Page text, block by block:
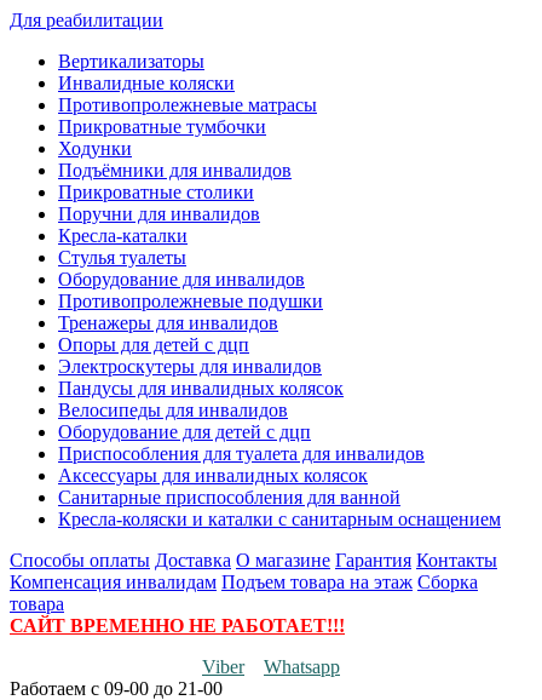
Для реабилитации
Вертикализаторы
Инвалидные коляски
Противопролежневые матрасы
Прикроватные тумбочки
Ходунки
Подъёмники для инвалидов
Прикроватные столики
Поручни для инвалидов
Кресла-каталки
Стулья туалеты
Оборудование для инвалидов
Противопролежневые подушки
Тренажеры для инвалидов
Опоры для детей с дцп
Электроскутеры для инвалидов
Пандусы для инвалидных колясок
Велосипеды для инвалидов
Оборудование для детей с дцп
Приспособления для туалета для инвалидов
Аксессуары для инвалидных колясок
Санитарные приспособления для ванной
Кресла-коляски и каталки с санитарным оснащением
Способы оплаты Доставка О магазине Гарантия Контакты
Компенсация инвалидам Подъем товара на этаж Сборка
товара
САЙТ ВРЕМЕННО НЕ РАБОТАЕТ!!!
Viber
Whatsapp
Работаем с 09-00 до 21-00